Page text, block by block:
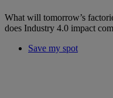
What will tomorrow’s
does Industry 4.0 impact
Save my spot